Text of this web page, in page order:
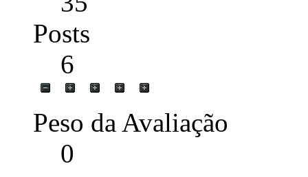
Posts
6
Peso da Avaliação
0